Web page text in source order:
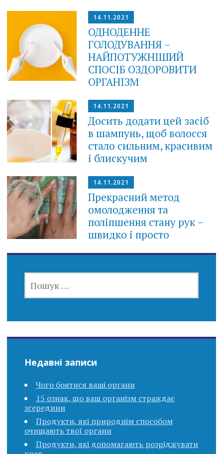
14.11.2021
ОДНОДЕННЕ
ГОЛОДУВАННЯ –
НАЙПОТУЖНІШИЙ
СПОСІБ ОЗДОРОВИТИ
ОРГАНІЗМ
14.11.2021
Досить додати цей засіб
в шампунь, щоб волосся
стало сильним, красивим
і блискучим
14.11.2021
Прекрасний метод
омолодження та
поліпшення стану рук –
швидко і просто
Недавні записи
Чого боятися ваші органи
15 ознак, що ваш організм страждає
зсередини
Продукти, які природнім способом
очищають твої органи
Продукти, які допомагають розріджувати